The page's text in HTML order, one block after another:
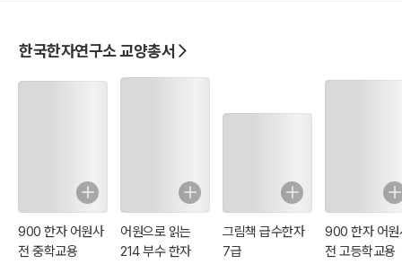
한국한자연구소 교양총서
900 한자 어원사
전 중학교용
어원으로 읽는
214 부수 한자
그림책 급수한자
7급
900 한자 어원
전 고등학교용